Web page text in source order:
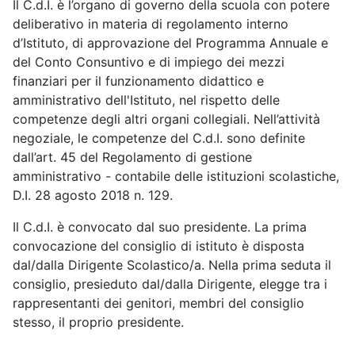
Il C.d.I. è l’organo di governo della scuola con potere
deliberativo in materia di regolamento interno
d’Istituto, di approvazione del Programma Annuale e
del Conto Consuntivo e di impiego dei mezzi
finanziari per il funzionamento didattico e
amministrativo dell'Istituto, nel rispetto delle
competenze degli altri organi collegiali. Nell’attività
negoziale, le competenze del C.d.I. sono definite
dall’art. 45 del Regolamento di gestione
amministrativo - contabile delle istituzioni scolastiche,
D.I. 28 agosto 2018 n. 129.
Il C.d.I. è convocato dal suo presidente. La prima
convocazione del consiglio di istituto è disposta
dal/dalla Dirigente Scolastico/a. Nella prima seduta il
consiglio, presieduto dal/dalla Dirigente, elegge tra i
rappresentanti dei genitori, membri del consiglio
stesso, il proprio presidente.